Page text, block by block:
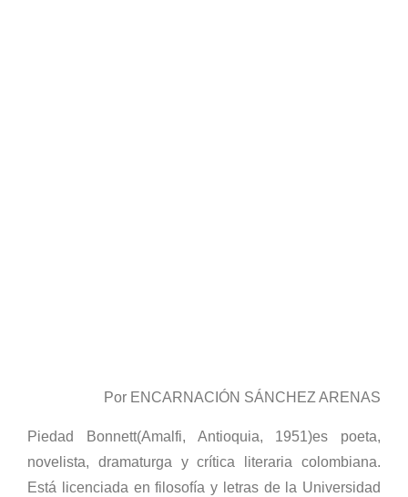
Por ENCARNACIÓN SÁNCHEZ ARENAS
Piedad Bonnett(Amalfi, Antioquia, 1951)es poeta,
novelista, dramaturga y crítica literaria colombiana.
Está licenciada en filosofía y letras de la Universidad